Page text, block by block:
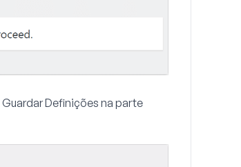
Guardar Definições na parte